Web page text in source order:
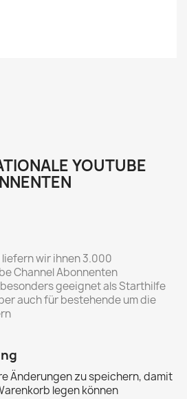
YOUTUBE
wir ihnen 3.000
Channel Abonnenten
geeignet als Starthilfe
auch für bestehende um die
Änderungen zu speichern, damit
legen können